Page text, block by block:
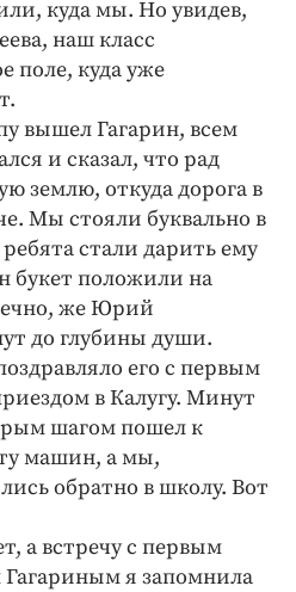
куда мы. Но увидев,
наш класс
поле, куда уже
вышел Гагарин, всем
и сказал, что рад
землю, откуда дорога в
Мы стояли буквально в
стали дарить ему
букет положили на
же Юрий
до глубины души.
его с первым
в Калугу. Минут
шагом пошел к
машин, а мы,
обратно в школу. Вот
а встречу с первым
я запомнила